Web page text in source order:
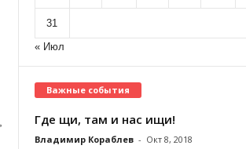
31
« Июл
Важные события
Где щи, там и нас ищи!
Владимир Кораблев - Окт 8, 2018